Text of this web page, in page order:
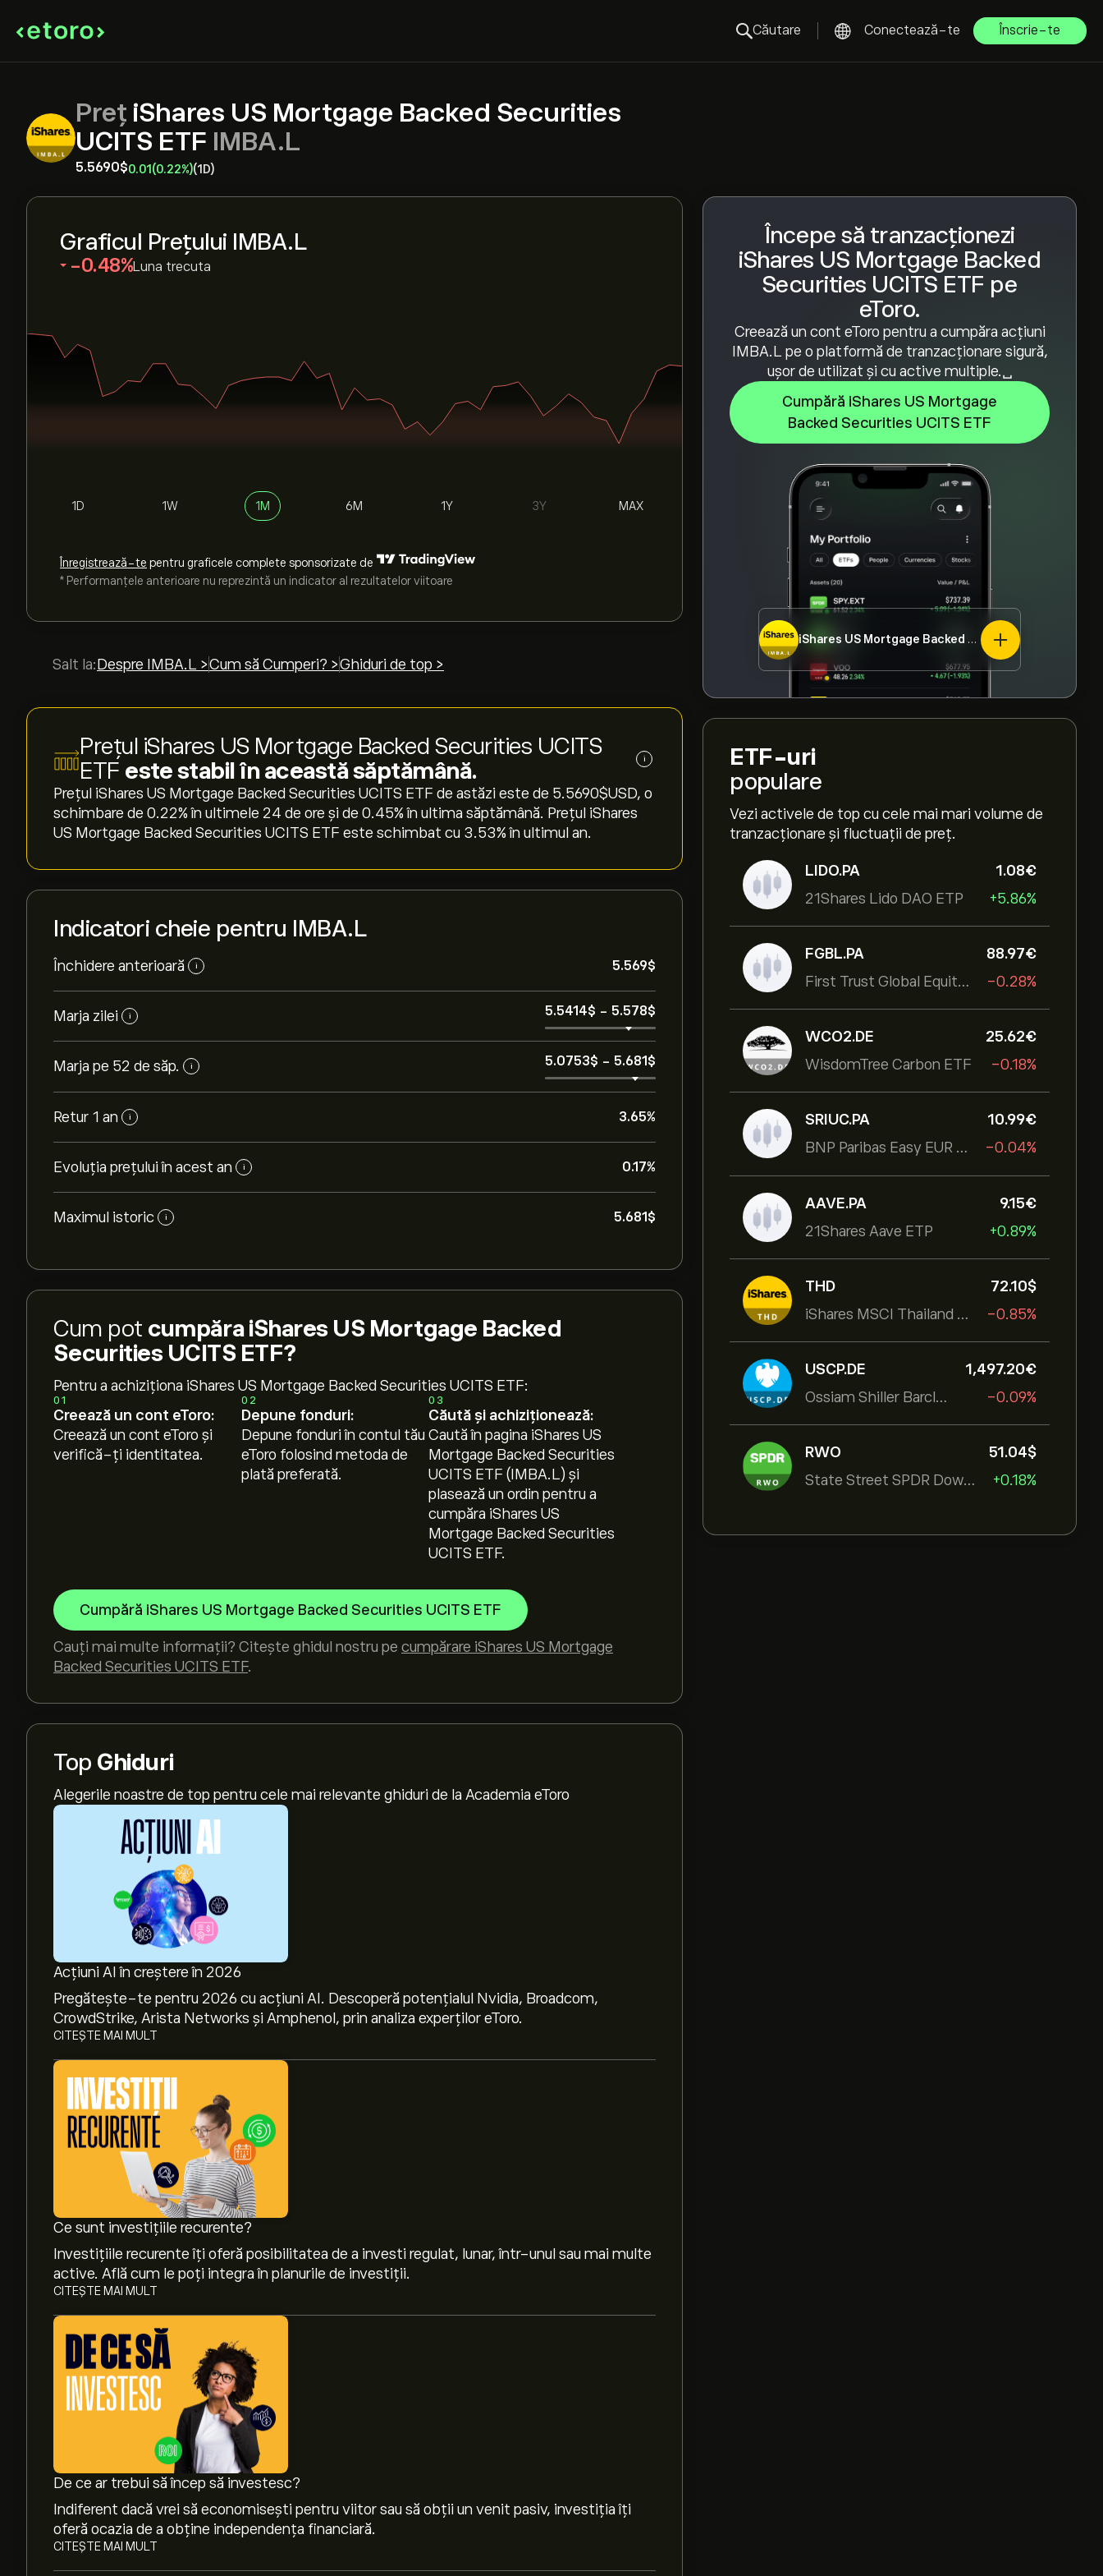
Căutare Conectează-te Înscrie-te
Preț iShares US Mortgage Backed Securities
UCITS ETF IMBA.L
5.5690‎$‎0.01 (0.22%)(1D)
Începe să tranzacționezi
iShares US Mortgage Backed
Securities UCITS ETF pe
eToro.
Creează un cont eToro pentru a cumpăra acțiuni
IMBA.L pe o platformă de tranzacționare sigură,
ușor de utilizat și cu active multiple.␣
Cumpără iShares US Mortgage
Backed Securities UCITS ETF
iShares US Mortgage Backed Securities UCITS ETF
ETF-uri
populare
Vezi activele de top cu cele mai mari volume de
tranzacționare și fluctuații de preț.
LIDO.PA
21Shares Lido DAO ETP
1.08‎€‎
+5.86%
FGBL.PA
First Trust Global Equity Income UCITS ETF
88.97‎€‎
-0.28%
WCO2.DE
WisdomTree Carbon ETF
25.62‎€‎
-0.18%
SRIUC.PA
BNP Paribas Easy EUR Corp Bond SRI Fossil Free Ult
10.99‎€‎
-0.04%
AAVE.PA
21Shares Aave ETP
9.15‎€‎
+0.89%
THD
iShares MSCI Thailand ETF
72.10‎$‎
-0.85%
USCP.DE
Ossiam Shiller Barclays Cape US Sector Value TR
1,497.20‎€‎
-0.09%
RWO
State Street SPDR Dow Jones Global
51.04‎$‎
+0.18%
Graficul Prețului IMBA.L
‎-0.48‎ Luna trecuta
1D 1W 1M 6M 1Y 3Y MAX
Înregistrează-te pentru graficele complete sponsorizate de
* Performanțele anterioare nu reprezintă un indicator al rezultatelor viitoare
Salt la: Despre IMBA.L >Cum să Cumperi? >Ghiduri de top >
Prețul iShares US Mortgage Backed Securities UCITS
ETF este stabil în această săptămână. i
Prețul iShares US Mortgage Backed Securities UCITS ETF de astăzi este de 5.5690‎$‎USD, o
schimbare de ‎0.22‎% în ultimele 24 de ore și de ‎0.45‎% în ultima săptămână. Prețul iShares
US Mortgage Backed Securities UCITS ETF este schimbat cu ‎3.53‎% în ultimul an.
Indicatori cheie pentru IMBA.L
Închidere anterioară i 5.569‎$‎
Marja zilei i 5.5414‎$‎ - 5.578‎$‎
Marja pe 52 de săp. i 5.0753‎$‎ - 5.681‎$‎
Retur 1 an i 3.65%
Evoluția prețului în acest an i 0.17%
Maximul istoric i 5.681‎$‎
Cum pot cumpăra iShares US Mortgage Backed
Securities UCITS ETF?
Pentru a achiziționa iShares US Mortgage Backed Securities UCITS ETF:
01
Creează un cont eToro:
Creează un cont eToro și
verifică-ți identitatea.
02
Depune fonduri:
Depune fonduri în contul tău
eToro folosind metoda de
plată preferată.
03
Căută și achiziționează:
Caută în pagina iShares US
Mortgage Backed Securities
UCITS ETF (IMBA.L) și
plasează un ordin pentru a
cumpăra iShares US
Mortgage Backed Securities
UCITS ETF.
Cumpără iShares US Mortgage Backed Securities UCITS ETF
Cauți mai multe informații? Citește ghidul nostru pe cumpărare iShares US Mortgage
Backed Securities UCITS ETF.
Top Ghiduri
Alegerile noastre de top pentru cele mai relevante ghiduri de la Academia eToro
Acțiuni AI în creștere în 2026
Pregătește-te pentru 2026 cu acțiuni AI. Descoperă potențialul Nvidia, Broadcom,
CrowdStrike, Arista Networks și Amphenol, prin analiza experților eToro.
CITEȘTE MAI MULT
Ce sunt investițiile recurente?
Investițiile recurente îți oferă posibilitatea de a investi regulat, lunar, într-unul sau mai multe
active. Află cum le poți integra în planurile de investiții.
CITEȘTE MAI MULT
De ce ar trebui să încep să investesc?
Indiferent dacă vrei să economisești pentru viitor sau să obții un venit pasiv, investiția îți
oferă ocazia de a obține independența financiară.
CITEȘTE MAI MULT
Prețul actual pentru IMBA.L este de 5.5690‎$‎
Maximul istoric al iShares US Mortgage Backed Securities UCITS ETF este 5.6810‎$‎
Selectează intervalul de timp „1D” sau „1W” pe graficul eToro și micșorează pentru a vedea
mișcările de preț istorice pentru iShares US Mortgage Backed Securities UCITS ETF. Prețul